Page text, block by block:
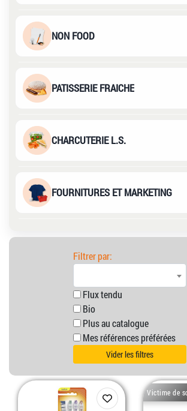
NON FOOD
PATISSERIE FRAICHE
CHARCUTERIE L.S.
FOURNITURES ET MARKETING
Filtrer par:
Flux tendu
Bio
Plus au catalogue
Mes références préférées
Vider les filtres
Victime de